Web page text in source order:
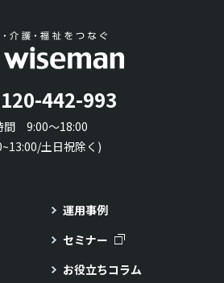
442-993
間 9:00～18:00
土日祝除く)
運用事例
セミナー
お役立ちコラム